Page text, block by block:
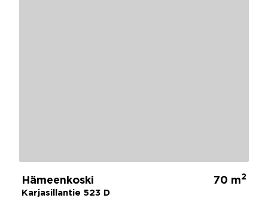
Hämeenkoski
Karjasillantie 523 D
70 m2